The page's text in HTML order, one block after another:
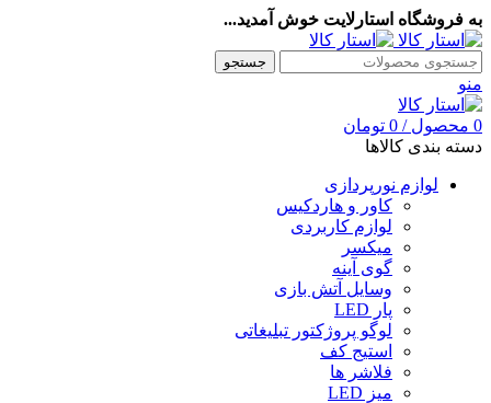
به فروشگاه استارلایت خوش آمدید...
جستجو
منو
0 محصول /
0 تومان
دسته بندی کالاها
لوازم نورپردازی
کاور و هاردکیس
لوازم کاربردی
میکسر
گوی آینه
وسایل آتش بازی
پار LED
لوگو پروژکتور تبلیغاتی
استیج کف
فلاشر ها
میز LED